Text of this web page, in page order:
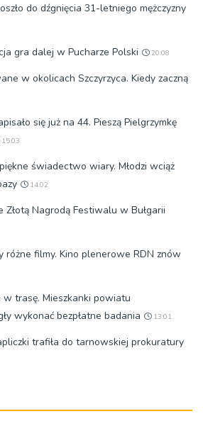
do dźgnięcia 31-letniego mężczyzny
gra dalej w Pucharze Polski 20:08
w okolicach Szczyrzyca. Kiedy zaczną
się już na 44. Pieszą Pielgrzymkę
15:03
świadectwo wiary. Młodzi wciąż
14:02
Złotą Nagrodą Festiwalu w Bułgarii
różne filmy. Kino plenerowe RDN znów
trasę. Mieszkanki powiatu
wykonać bezpłatne badania
13:01
trafiła do tarnowskiej prokuratury